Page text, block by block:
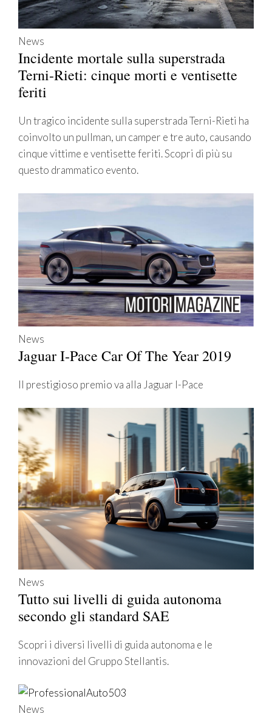
News
Incidente mortale sulla superstrada
Terni-Rieti: cinque morti e ventisette
feriti
Un tragico incidente sulla superstrada Terni-Rieti ha
coinvolto un pullman, un camper e tre auto, causando
cinque vittime e ventisette feriti. Scopri di più su
questo drammatico evento.
News
Jaguar I-Pace Car Of The Year 2019
Il prestigioso premio va alla Jaguar I-Pace
News
Tutto sui livelli di guida autonoma
secondo gli standard SAE
Scopri i diversi livelli di guida autonoma e le
innovazioni del Gruppo Stellantis.
News